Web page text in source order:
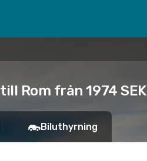
Rom från 1974 SEK
Biluthyrning